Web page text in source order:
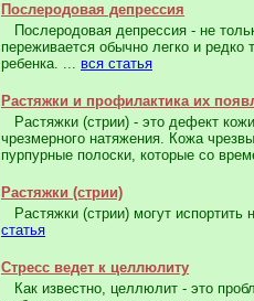
Послеродовая депрессия
Послеродовая депрессия - не
переживается обычно легко и
ребенка. ... вся статья
Растяжки и профилактика их
Растяжки (стрии) - это дефект
чрезмерного натяжения. Кожа
пурпурные полоски, которые со
Растяжки (стрии)
Растяжки (стрии) могут
статья
Стресс ведет к целлюлиту
Как известно, целлюлит - это